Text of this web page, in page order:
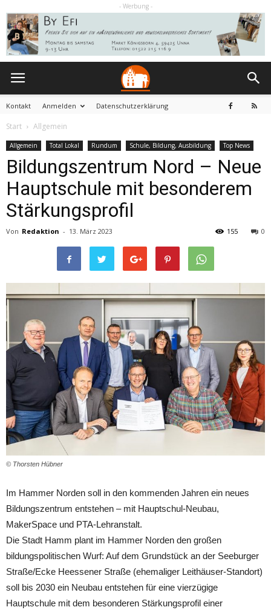
Kontakt Anmelden Datenschutzerklärung
- Werbung -
Start Allgemein
Allgemein Total Lokal Rundum Schule, Bildung, Ausbildung Top News
Bildungszentrum Nord – Neue
Hauptschule mit besonderem
Stärkungsprofil
Von Redaktion - 13. März 2023 0
155
© Thorsten Hübner
Im Hammer Norden soll in den kommenden Jahren ein neues
Bildungszentrum entstehen – mit Hauptschul-Neubau,
MakerSpace und PTA-Lehranstalt.
Die Stadt Hamm plant im Hammer Norden den großen
bildungspolitischen Wurf: Auf dem Grundstück an der Seeburger
Straße/Ecke Heessener Straße (ehemaliger Leithäuser-Standort)
soll bis 2030 ein Neubau entstehen für eine vierzügige
Hauptschule mit dem besonderen Stärkungsprofil einer